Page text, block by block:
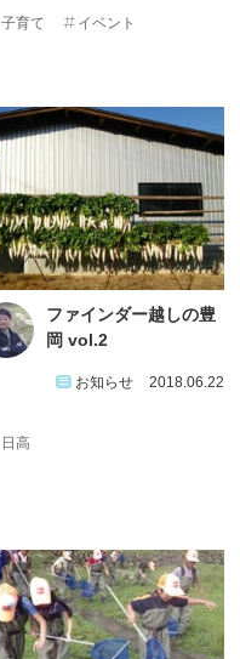
子育て イベント
ファインダー越しの豊
岡 vol.2
お知らせ 2018.06.22
日高